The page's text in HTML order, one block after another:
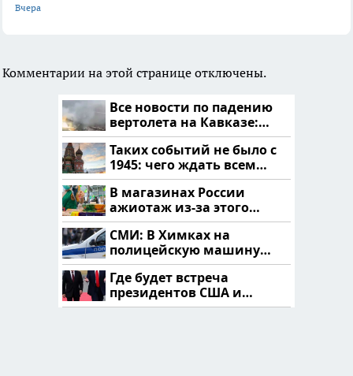
Вчера
Комментарии на этой странице отключены.
Все новости по падению
вертолета на Кавказе:
читать здесь
Таких событий не было с
1945: чего ждать всем
нам?
В магазинах России
ажиотаж из-за этого
продукта: что купить?
СМИ: В Химках на
полицейскую машину
напали и подожгли.
Где будет встреча
президентов США и
России: Европа?